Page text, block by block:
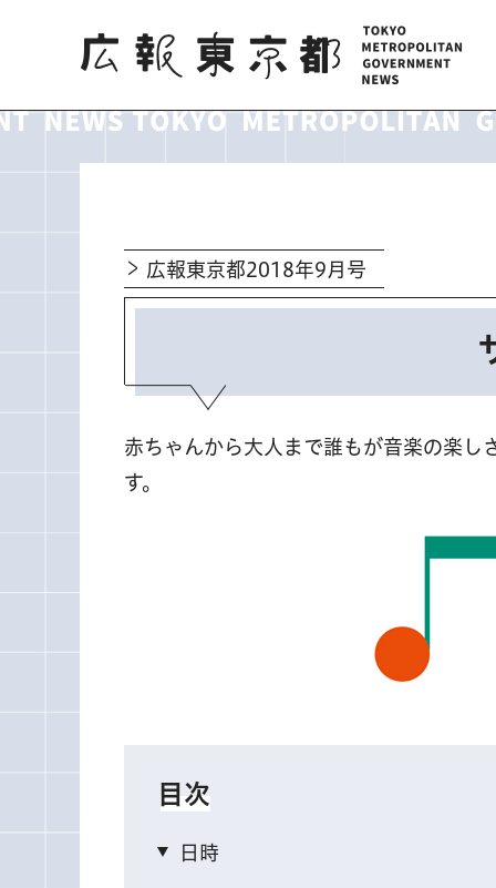
広報東京都
広報東京都2018年9月号
赤ちゃんから大人まで誰もが音楽の楽し
す。
目次
日時